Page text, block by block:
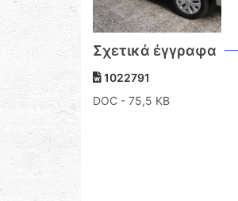
Σχετικά έγγραφα
1022791
DOC - 75,5 KB